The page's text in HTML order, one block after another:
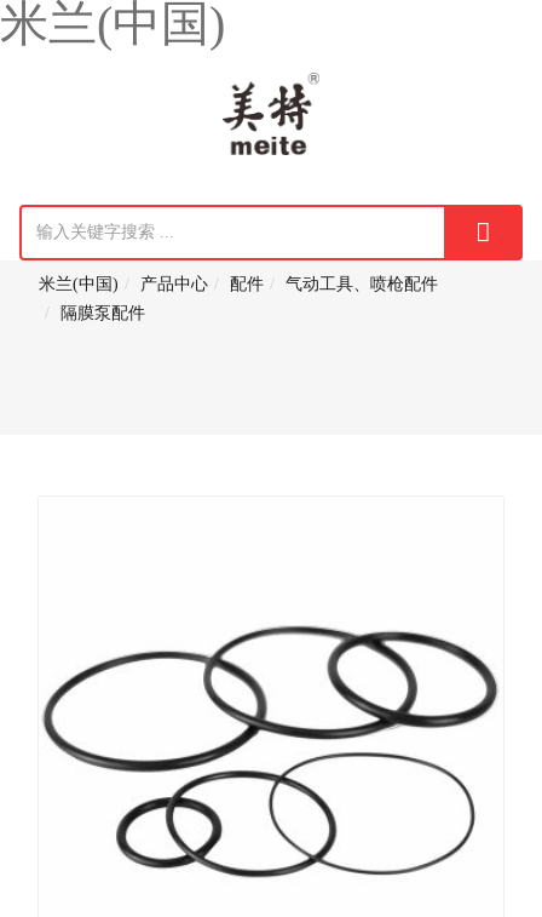
米兰(中国)
米兰(中国) 产品中心 配件
气动工具、喷枪配件
隔膜泵配件